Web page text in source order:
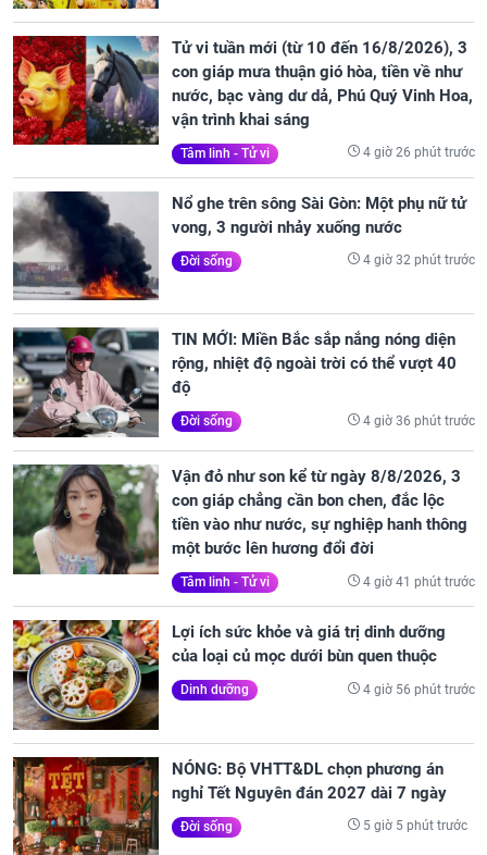
Tử vi tuần mới (từ 10 đến 16/8/2026), 3
con giáp mưa thuận gió hòa, tiền về như
nước, bạc vàng dư dả, Phú Quý Vinh Hoa,
vận trình khai sáng
Tâm linh - Tử vi 4 giờ 26 phút trước
Nổ ghe trên sông Sài Gòn: Một phụ nữ tử
vong, 3 người nhảy xuống nước
Đời sống 4 giờ 32 phút trước
TIN MỚI: Miền Bắc sắp nắng nóng diện
rộng, nhiệt độ ngoài trời có thể vượt 40
độ
Đời sống 4 giờ 36 phút trước
Vận đỏ như son kể từ ngày 8/8/2026, 3
con giáp chẳng cần bon chen, đắc lộc
tiền vào như nước, sự nghiệp hanh thông
một bước lên hương đổi đời
Tâm linh - Tử vi 4 giờ 41 phút trước
Lợi ích sức khỏe và giá trị dinh dưỡng
của loại củ mọc dưới bùn quen thuộc
Dinh dưỡng 4 giờ 56 phút trước
NÓNG: Bộ VHTT&DL chọn phương án
nghỉ Tết Nguyên đán 2027 dài 7 ngày
Đời sống 5 giờ 5 phút trước